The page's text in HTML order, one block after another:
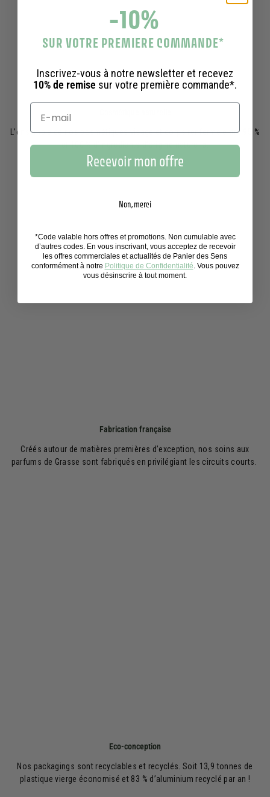
L’ensemble de nos cosmétiques visage et corps renferme entre 95 %
et 100 % d’ingrédients d’origine naturelle.
Fabrication française
Créés autour de matières premières d’exception, nos soins aux
parfums de Grasse sont fabriqués en privilégiant les circuits courts.
Eco-conception
Nos packagings sont recyclables et recyclés. Soit 13,9 tonnes de
plastique vierge économisé et 83 % d’aluminium recyclé par an !
-10%
SUR VOTRE PREMIERE COMMANDE*
Inscrivez-vous à notre newsletter et recevez
10% de remise sur votre première commande*.
Recevoir mon offre
Non, merci
*Code valable hors offres et promotions. Non cumulable avec
d’autres codes. En vous inscrivant, vous acceptez de recevoir
les offres commerciales et actualités de Panier des Sens
conformément à notre Politique de Confidentialité. Vous pouvez
vous désinscrire à tout moment.